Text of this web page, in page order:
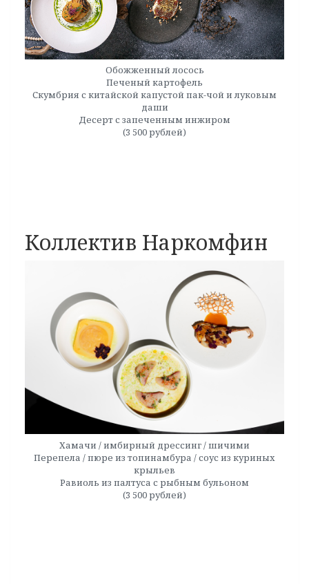
Обожженный лосось
Печеный картофель
Скумбрия с китайской капустой пак-чой и луковым
даши
Десерт с запеченным инжиром
(3 500 рублей)
Коллектив Наркомфин
Хамачи / имбирный дрессинг / шичими
Перепела / пюре из топинамбура / соус из куриных
крыльев
Равиоль из палтуса с рыбным бульоном
(3 500 рублей)